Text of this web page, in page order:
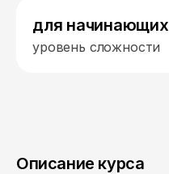
для начинающих
уровень сложности
Описание курса